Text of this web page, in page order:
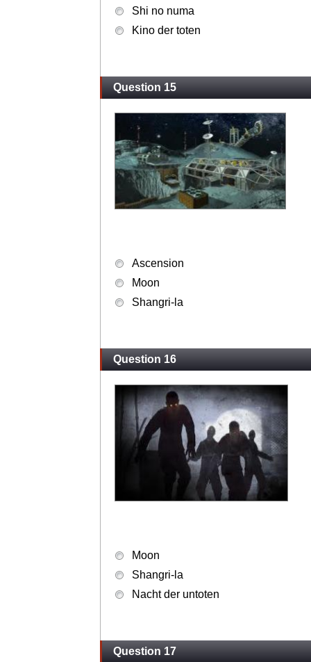
Shi no numa
Kino der toten
Question 15
Ascension
Moon
Shangri-la
Question 16
Moon
Shangri-la